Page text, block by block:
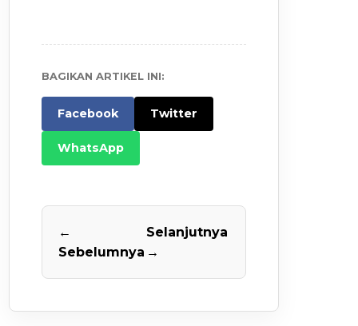
BAGIKAN ARTIKEL INI:
Facebook Twitter
WhatsApp
←
Sebelumnya
Selanjutnya
→